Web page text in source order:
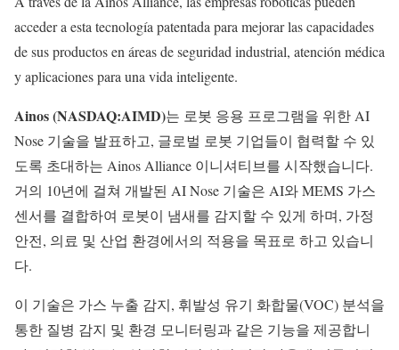
acceder a esta tecnología patentada para mejorar las capacidades
de sus productos en áreas de seguridad industrial, atención médica
y aplicaciones para una vida inteligente.
Ainos (NASDAQ:AIMD)는 로봇 응용 프로그램을 위한 AI
Nose 기술을 발표하고, 글로벌 로봇 기업들이 협력할 수 있
도록 초대하는 Ainos Alliance 이니셔티브를 시작했습니다.
거의 10년에 걸쳐 개발된 AI Nose 기술은 AI와 MEMS 가스
센서를 결합하여 로봇이 냄새를 감지할 수 있게 하며, 가정
안전, 의료 및 산업 환경에서의 적용을 목표로 하고 있습니
다.
이 기술은 가스 누출 감지, 휘발성 유기 화합물(VOC) 분석을
통한 질병 감지 및 환경 모니터링과 같은 기능을 제공합니